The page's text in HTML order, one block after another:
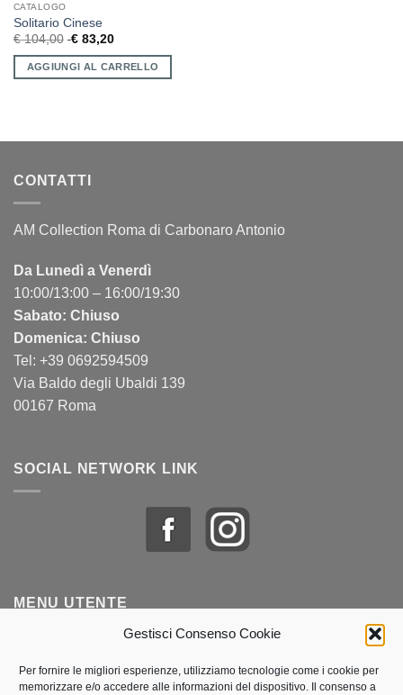
Gestisci Consenso Cookie
Per fornire le migliori esperienze, utilizziamo tecnologie come i cookie per
memorizzare e/o accedere alle informazioni del dispositivo. Il consenso a
CATALOGO
Solitario Cinese
€104,00 €83,20
AGGIUNGI AL CARRELLO
CONTATTI
AM Collection Roma di Carbonaro Antonio
Da Lunedì a Venerdì
10:00/13:00 – 16:00/19:30
Sabato: Chiuso
Domenica: Chiuso
Tel: +39 0692594509
Via Baldo degli Ubaldi 139
00167 Roma
SOCIAL NETWORK LINK
MENU UTENTE
Lista dei desideri